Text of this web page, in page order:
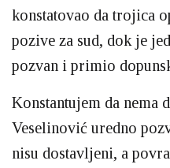
konstatovao da trojica
pozive za sud, dok je
pozvan i primio
Konstantujem da nema
Veselinović uredno
nisu dostavljeni, a